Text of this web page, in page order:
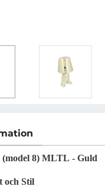
8) MLTL - Guld
och Stil